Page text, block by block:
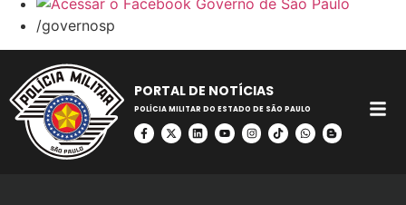
/governosp
PORTAL DE NOTÍCIAS
POLÍCIA MILITAR DO ESTADO DE SÃO PAULO